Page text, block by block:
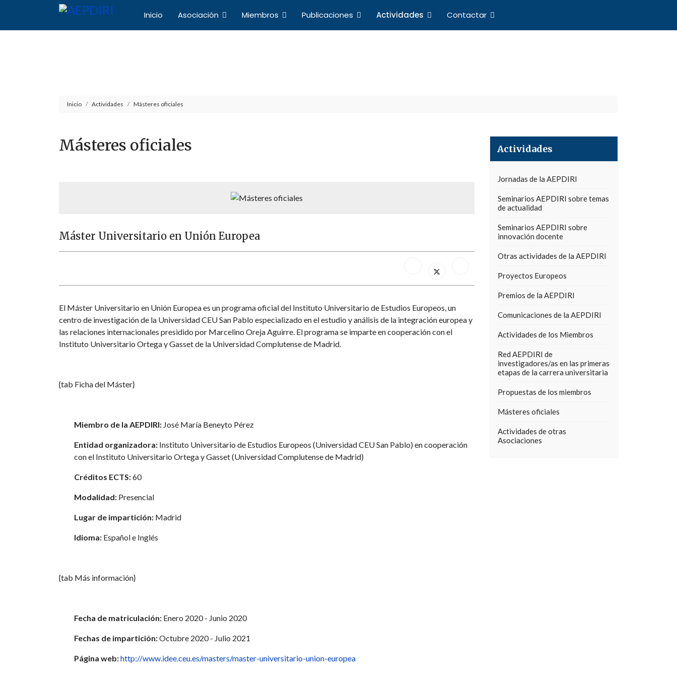
Inicio Asociación Miembros Publicaciones Actividades Contactar
Inicio Actividades Másteres oficiales
Másteres oficiales
Máster Universitario en Unión Europea
El Máster Universitario en Unión Europea es un programa oficial del Instituto Universitario de Estudios Europeos, un
centro de investigación de la Universidad CEU San Pablo especializado en el estudio y análisis de la integración europea y
las relaciones internacionales presidido por Marcelino Oreja Aguirre. El programa se imparte en cooperación con el
Instituto Universitario Ortega y Gasset de la Universidad Complutense de Madrid.
{tab Ficha del Máster}
Miembro de la AEPDIRI: José María Beneyto Pérez
Entidad organizadora: Instituto Universitario de Estudios Europeos (Universidad CEU San Pablo) en cooperación
con el Instituto Universitario Ortega y Gasset (Universidad Complutense de Madrid)
Créditos ECTS:60
Modalidad: Presencial
Lugar de impartición: Madrid
Idioma: Español e Inglés
{tab Más información}
Fecha de matriculación: Enero 2020 - Junio 2020
Fechas de impartición:Octubre 2020 - Julio 2021
Página web:http://www.idee.ceu.es/masters/master-universitario-union-europea
Actividades
Jornadas de la AEPDIRI
Seminarios AEPDIRI sobre temas
de actualidad
Seminarios AEPDIRI sobre
innovación docente
Otras actividades de la AEPDIRI
Proyectos Europeos
Premios de la AEPDIRI
Comunicaciones de la AEPDIRI
Actividades de los Miembros
Red AEPDIRI de
investigadores/as en las primeras
etapas de la carrera universitaria
Propuestas de los miembros
Másteres oficiales
Actividades de otras
Asociaciones